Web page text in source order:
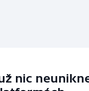
nic